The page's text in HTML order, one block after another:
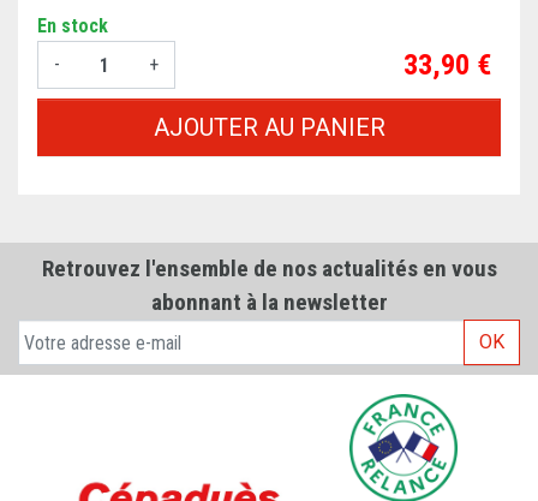
En stock
-
+ Prix
33,90 €
AJOUTER AU PANIER
Retrouvez l'ensemble de nos actualités en vous
abonnant à la newsletter
OK